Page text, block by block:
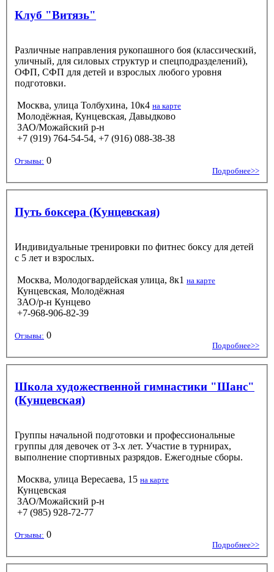
Клуб "Витязь"
Различные направления рукопашного боя (классический,
уличный, для силовых структур и спецподразделений),
ОФП, СФП для детей и взрослых любого уровня
подготовки.
Москва, улица Толбухина, 10к4 на карте
Молодёжная, Кунцевская, Давыдково
ЗАО/Можайский р-н
+7 (919) 764-54-54, +7 (916) 088-38-38
Отзывы: 0
Подробнее>>
Путь боксера (Кунцевская)
Индивидуальные тренировки по фитнес боксу для детей
с 5 лет и взрослых.
Москва, Молодогвардейская улица, 8к1 на карте
Кунцевская, Молодёжная
ЗАО/р-н Кунцево
+7-968-906-82-39
Отзывы: 0
Подробнее>>
Школа художественной гимнастики "Шанс"
(Кунцевская)
Группы начальной подготовки и профессиональные
группы для девочек от 3-х лет. Участие в турнирах,
выполнение спортивных разрядов. Ежегодные сборы.
Москва, улица Вересаева, 15 на карте
Кунцевская
ЗАО/Можайский р-н
+7 (985) 928-72-77
Отзывы: 0
Подробнее>>